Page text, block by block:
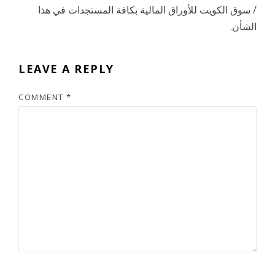
/ سوق الكويت للأوراق المالية بكافة المستجدات في هذا
الشأن.
LEAVE A REPLY
COMMENT *